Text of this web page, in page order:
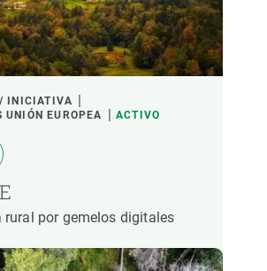
/ INICIATIVA
UNIÓN EUROPEA
ACTIVO
rural por gemelos digitales